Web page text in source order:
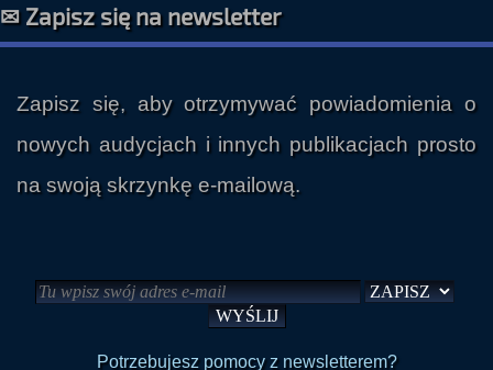
✉ Zapisz się na newsletter
Zapisz się, aby otrzymywać powiadomienia o
nowych audycjach i innych publikacjach prosto
na swoją skrzynkę e-mailową.
Potrzebujesz pomocy z newsletterem?